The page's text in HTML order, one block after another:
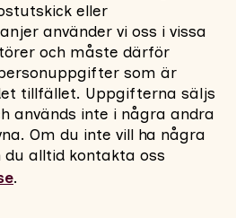
eller
använder vi oss i vissa
och måste därför
som är
tillfället. Uppgifterna säljs
används inte i några andra
Om du inte vill ha några
alltid kontakta oss
.